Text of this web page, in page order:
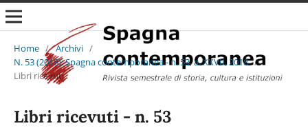
Home / Archivi /
N. 53 (2018): Spagna contemporanea - n. 53, a. XXVII, 2018 /
Libri ricevuti
Libri ricevuti - n. 53